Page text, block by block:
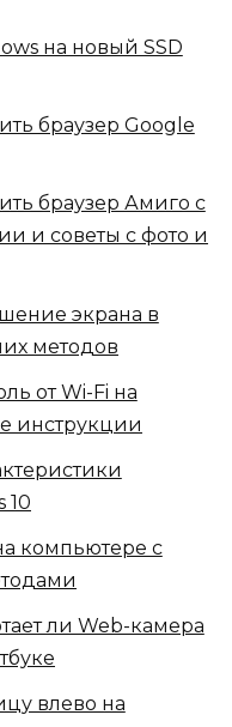
на новый SSD
браузер Google
браузер Амиго с
и советы с фото и
экрана в
методов
от Wi-Fi на
инструкции
10
компьютере с
ли Web-камера
влево на